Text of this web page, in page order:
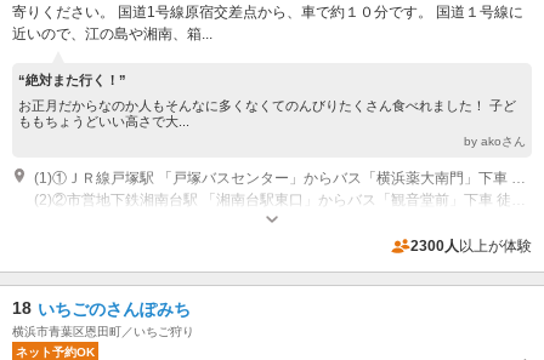
寄りください。 国道1号線原宿交差点から、車で約１０分です。 国道１号線に
近いので、江の島や湘南、箱...
“絶対また行く！”
お正月だからなのか人もそんなに多くなくてのんびりたくさん食べれました！ 子ど
ももちょうどいい高さで大...
by akoさん
開園：土曜日、日曜日（期間中、不定休） ※平日の開園についてはご相談
ください。生育状況によっては、対応できる場合があります。 開園時間：
を得ず休園したり、閉園時間前に打ち切る場合があります。あらかじめ、予
約のお電話でご確認ください。
2300人 以上が体験
18 いちごのさんぽみち
横浜市青葉区恩田町／いちご狩り
ネット予約OK